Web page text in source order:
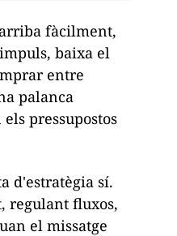
fàcilment,
baixa el
entre
palanca
pressupostos
d'estratègia sí.
regulant fluxos,
el missatge